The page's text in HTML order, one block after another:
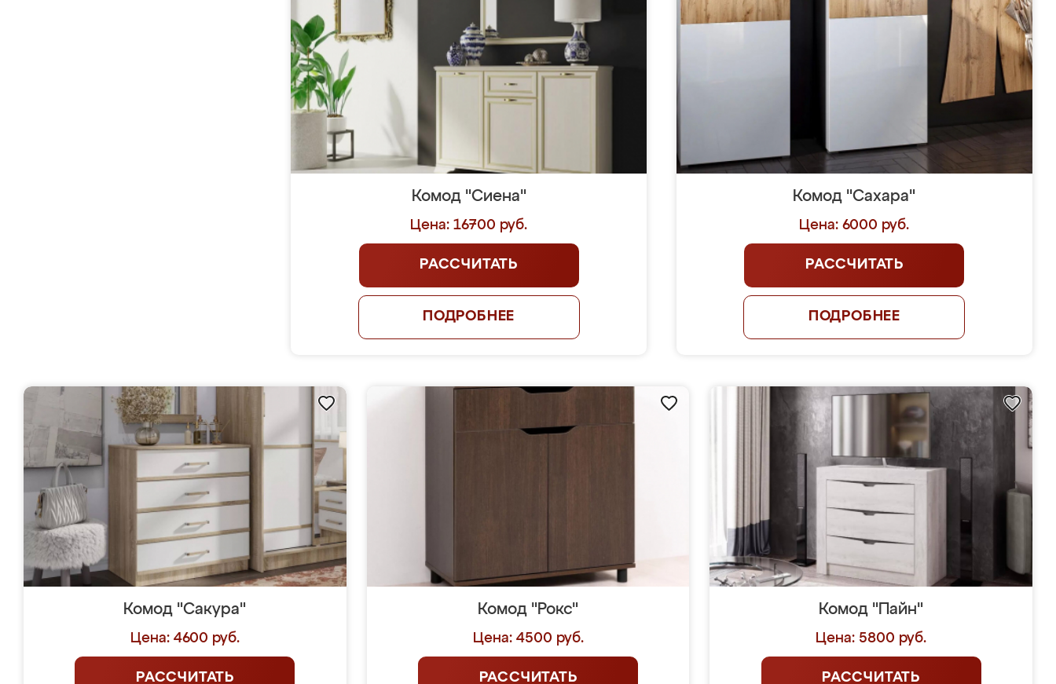
Комод "Сиена"
Цена: 16700 руб.
РАССЧИТАТЬ
ПОДРОБНЕЕ
Комод "Сахара"
Цена: 6000 руб.
РАССЧИТАТЬ
ПОДРОБНЕЕ
Комод "Сакура"
Цена: 4600 руб.
РАССЧИТАТЬ
Комод "Рокс"
Цена: 4500 руб.
РАССЧИТАТЬ
Комод "Пайн"
Цена: 5800 руб.
РАССЧИТАТЬ